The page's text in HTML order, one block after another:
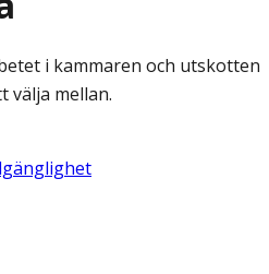
i kammaren och utskotten
välja mellan.